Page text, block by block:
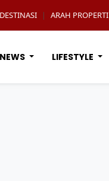
| ARAH PROPERTI
NEWS LIFESTYLE